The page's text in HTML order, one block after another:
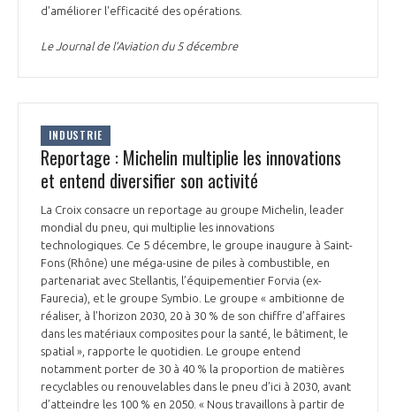
INTERNATIONALISATION
d'améliorer l'efficacité des opérations.
Le Journal de l’Aviation du 5 décembre
INDUSTRIE
Reportage : Michelin multiplie les innovations
et entend diversifier son activité
La Croix consacre un reportage au groupe Michelin, leader
mondial du pneu, qui multiplie les innovations
technologiques. Ce 5 décembre, le groupe inaugure à Saint-
Fons (Rhône) une méga-usine de piles à combustible, en
partenariat avec Stellantis, l’équipementier Forvia (ex-
Faurecia), et le groupe Symbio. Le groupe « ambitionne de
réaliser, à l’horizon 2030, 20 à 30 % de son chiffre d’affaires
dans les matériaux composites pour la santé, le bâtiment, le
spatial », rapporte le quotidien. Le groupe entend
notamment porter de 30 à 40 % la proportion de matières
recyclables ou renouvelables dans le pneu d’ici à 2030, avant
d’atteindre les 100 % en 2050. « Nous travaillons à partir de